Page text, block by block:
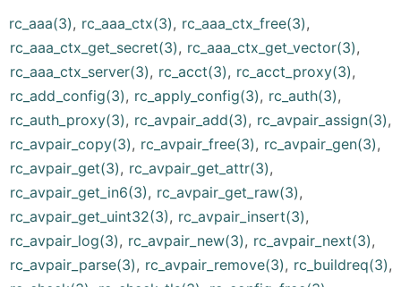
rc_aaa(3), rc_aaa_ctx(3), rc_aaa_ctx_free(3),
rc_aaa_ctx_get_secret(3), rc_aaa_ctx_get_vector(3),
rc_aaa_ctx_server(3), rc_acct(3), rc_acct_proxy(3),
rc_add_config(3), rc_apply_config(3), rc_auth(3),
rc_auth_proxy(3), rc_avpair_add(3), rc_avpair_assign(3),
rc_avpair_copy(3), rc_avpair_free(3), rc_avpair_gen(3),
rc_avpair_get(3), rc_avpair_get_attr(3),
rc_avpair_get_in6(3), rc_avpair_get_raw(3),
rc_avpair_get_uint32(3), rc_avpair_insert(3),
rc_avpair_log(3), rc_avpair_new(3), rc_avpair_next(3),
rc_avpair_parse(3), rc_avpair_remove(3), rc_buildreq(3),